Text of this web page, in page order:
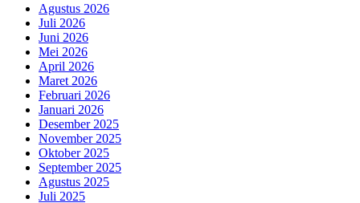
Agustus 2026
Juli 2026
Juni 2026
Mei 2026
April 2026
Maret 2026
Februari 2026
Januari 2026
Desember 2025
November 2025
Oktober 2025
September 2025
Agustus 2025
Juli 2025